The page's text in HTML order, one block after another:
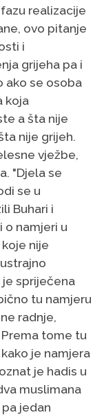
realizacije
ovo pitanje
i
grijeha pa i
ako se osoba
koja
a šta nije
nije grijeh.
vježbe,
"Djela se
se u
Buhari i
o namjeri u
nije
spriječena
tu namjeru
radnje,
tome tu
je namjera
je hadis u
muslimana
jedan